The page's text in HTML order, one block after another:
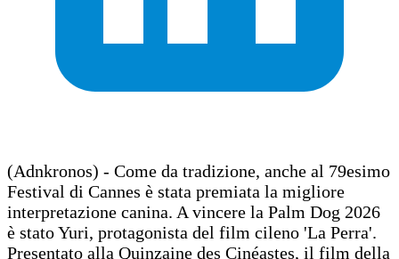
(Adnkronos) - Come da tradizione, anche al 79esimo
Festival di Cannes è stata premiata la migliore
interpretazione canina. A vincere la Palm Dog 2026
è stato Yuri, protagonista del film cileno 'La Perra'.
Presentato alla Quinzaine des Cinéastes, il film della